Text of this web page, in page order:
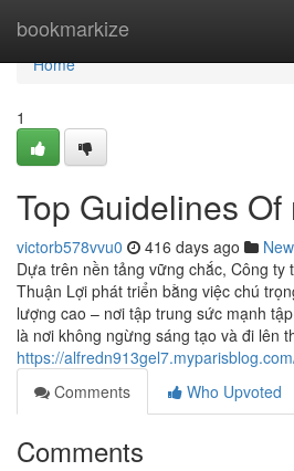
bookmarkize
Home
Home
1
Top Guidelines
victorb578vvu0 416 days ago
Dựa trên nền tảng vững chắc, Công ty
Thuận Lợi phát triển bằng việc chú
lượng cao – nơi tập trung sức mạnh
là nơi không ngừng sáng tạo và đi lên
https://
Comments
Who Upvoted
Comments